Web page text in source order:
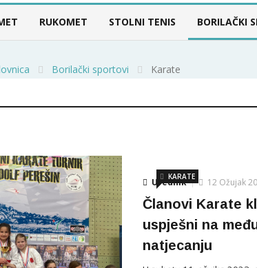
RUKOMET STOLNI TENIS BORILAČKI
Borilački sportovi Karate
Urednik
KARATE 12 Ožujak
Članovi Karate
uspješni na
natjecanju